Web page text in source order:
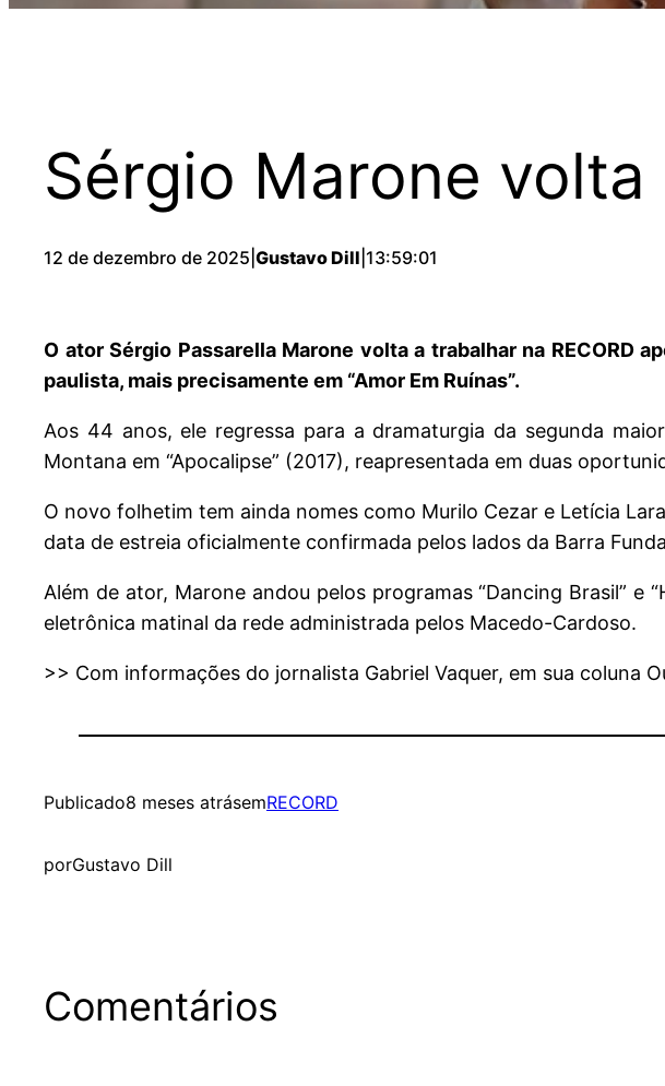
Sérgio Marone volta
12 de dezembro de 2025 Gustavo Dill 13:59:01
O ator Sérgio Passarella Marone volta a trabalhar na RECORD
paulista, mais precisamente em “Amor Em Ruínas”.
Aos 44 anos, ele regressa para a dramaturgia da segunda
Montana em “Apocalipse” (2017), reapresentada em duas
O novo folhetim tem ainda nomes como Murilo Cezar e Letícia
data de estreia oficialmente confirmada pelos lados da Barra
Além de ator, Marone andou pelos programas “Dancing Brasil” e
eletrônica matinal da rede administrada pelos Macedo-Cardoso.
>> Com informações do jornalista Gabriel Vaquer, em sua coluna
Publicado8 meses atrásemRECORD
porGustavo Dill
Comentários